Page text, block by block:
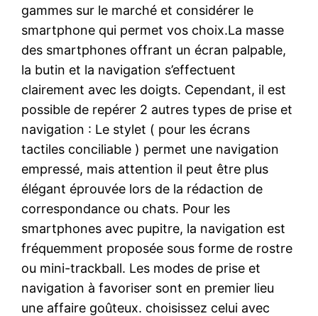
gammes sur le marché et considérer le
smartphone qui permet vos choix.La masse
des smartphones offrant un écran palpable,
la butin et la navigation s’effectuent
clairement avec les doigts. Cependant, il est
possible de repérer 2 autres types de prise et
navigation : Le stylet ( pour les écrans
tactiles conciliable ) permet une navigation
empressé, mais attention il peut être plus
élégant éprouvée lors de la rédaction de
correspondance ou chats. Pour les
smartphones avec pupitre, la navigation est
fréquemment proposée sous forme de rostre
ou mini-trackball. Les modes de prise et
navigation à favoriser sont en premier lieu
une affaire goûteux. choisissez celui avec